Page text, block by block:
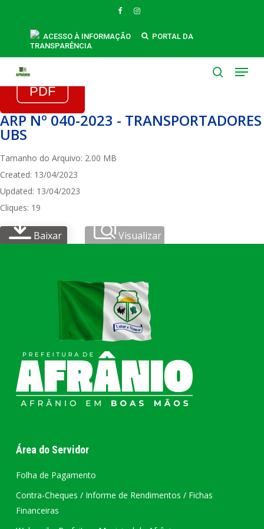
FACEBOOKINSTAGRAM
ACESSO À INFORMAÇÃO
PORTAL DA
TRANSPARÊNCIA
Menu
ARP Nº 040-2023 - TRANSPORTADORES
UBS
Tamanho do Arquivo: 2.00 MB
Created: 13/04/2023
Updated: 13/04/2023
Cliques: 19
Baixar Visualizar
Área do Servidor
Folha de Pagamento
Contra-Cheques / Informe de Rendimentos / Fichas
Financeiras